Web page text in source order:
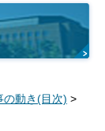
の動き(目次) >